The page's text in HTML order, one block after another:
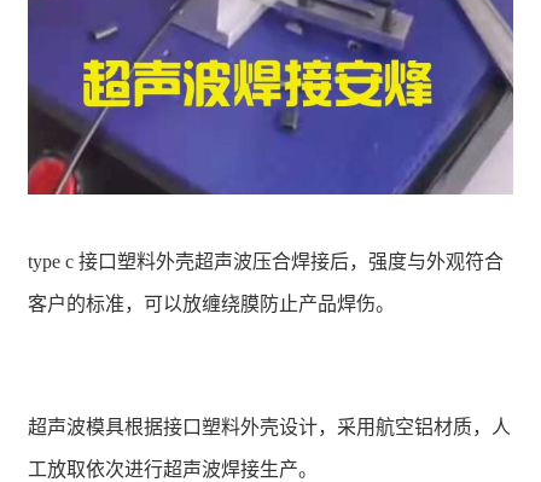
type c 接口塑料外壳超声波压合焊接后，强度与外观符合
客户的标准，可以放缠绕膜防止产品焊伤。
超声波模具根据接口塑料外壳设计，采用航空铝材质，人
工放取依次进行超声波焊接生产。